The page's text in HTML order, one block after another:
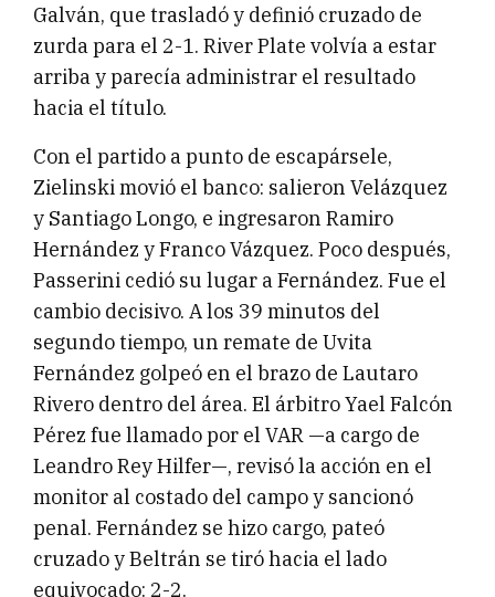
Galván, que trasladó y definió cruzado de
zurda para el 2-1. River Plate volvía a estar
arriba y parecía administrar el resultado
hacia el título.
Con el partido a punto de escapársele,
Zielinski movió el banco: salieron Velázquez
y Santiago Longo, e ingresaron Ramiro
Hernández y Franco Vázquez. Poco después,
Passerini cedió su lugar a Fernández. Fue el
cambio decisivo. A los 39 minutos del
segundo tiempo, un remate de Uvita
Fernández golpeó en el brazo de Lautaro
Rivero dentro del área. El árbitro Yael Falcón
Pérez fue llamado por el VAR —a cargo de
Leandro Rey Hilfer—, revisó la acción en el
monitor al costado del campo y sancionó
penal. Fernández se hizo cargo, pateó
cruzado y Beltrán se tiró hacia el lado
equivocado: 2-2.